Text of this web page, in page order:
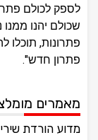
לספק לכולם
שכולם יהנו ממנו
פתרונות, תוכלו
פתרון חדש".
מאמרים
מדוע הורדת